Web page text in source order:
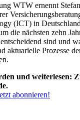
WTW ernennt
(ICT) in
die nächsten zehn
sind und
aktuarielle Prozesse
und weiterlesen:
abonnieren!